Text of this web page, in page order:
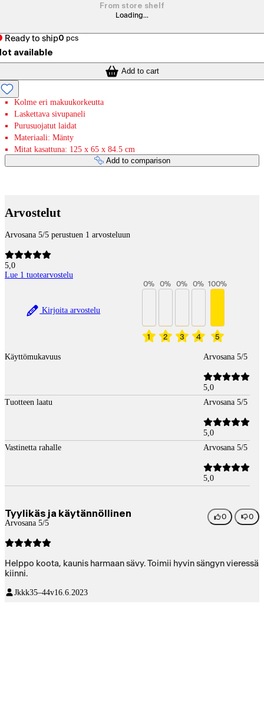
From store shelf
Loading...
Ready to ship0 pcs
available
Add to cart
Kolme eri makuukorkeutta
Laskettava sivupaneli
Purusuojatut laidat
Materiaali: Mänty
Mitat kasattuna: 125 x 65 x 84.5 cm
Add to comparison
Arvostelut
Arvosana 5/5 perustuen 1 arvosteluun
5,0
Lue 1 tuotearvostelu
Kirjoita arvostelu
1
0%
2
0%
3
0%
4
0%
5
100%
Käyttömukavuus Arvosana 5/5
5,0
Tuotteen laatu
Arvosana 5/5
5,0
Vastinetta rahalle
Arvosana 5/5
5,0
Tyylikäs ja käytännöllinen
Arvosana 5/5
0 0
Helppo koota, kaunis harmaan sävy. Toimii hyvin sängyn vieressä
kiinni.
Jkkk35–44v16.6.2023